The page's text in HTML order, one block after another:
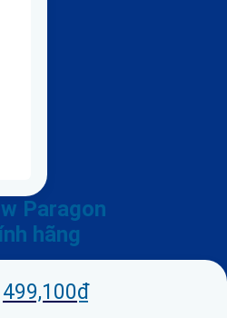
Paragon
hãng
499,100₫